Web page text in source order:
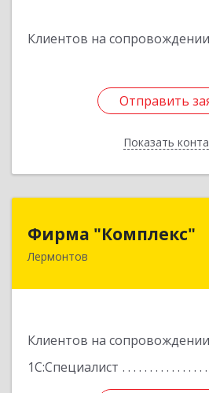
Клиентов на сопровождении
Отправить
Показать
Отправить
Назад
Фирма "Комплекс"
Лермонтов
Клиентов на сопровождении
1С:Специалист
357348, Ставропольский